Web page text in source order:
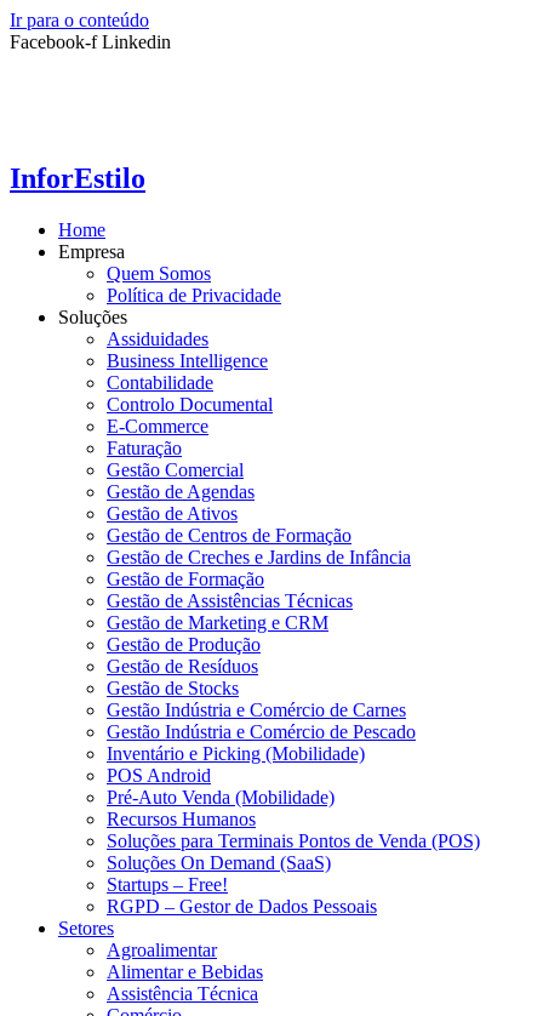
Ir para o conteúdo
Facebook-f Linkedin
InforEstilo
Home
Empresa
Quem Somos
Política de Privacidade
Soluções
Assiduidades
Business Intelligence
Contabilidade
Controlo Documental
E-Commerce
Faturação
Gestão Comercial
Gestão de Agendas
Gestão de Ativos
Gestão de Centros de Formação
Gestão de Creches e Jardins de Infância
Gestão de Formação
Gestão de Assistências Técnicas
Gestão de Marketing e CRM
Gestão de Produção
Gestão de Resíduos
Gestão de Stocks
Gestão Indústria e Comércio de Carnes
Gestão Indústria e Comércio de Pescado
Inventário e Picking (Mobilidade)
POS Android
Pré-Auto Venda (Mobilidade)
Recursos Humanos
Soluções para Terminais Pontos de Venda (POS)
Soluções On Demand (SaaS)
Startups – Free!
RGPD – Gestor de Dados Pessoais
Setores
Agroalimentar
Alimentar e Bebidas
Assistência Técnica